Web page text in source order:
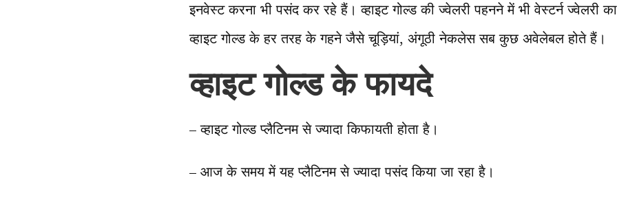
इनवेस्ट करना भी पसंद कर रहे हैं। व्हाइट गोल्ड की ज्वेलरी पहनने में भी वेस्टर्न ज्वेलरी
व्हाइट गोल्ड के हर तरह के गहने जैसे चूड़ियां, अंगूठी नेकलेस सब कुछ अवेलेबल होते हैं।
व्हाइट गोल्ड के फायदे
– व्हाइट गोल्ड प्लैटिनम से ज्यादा किफायती होता है।
– आज के समय में यह प्लैटिनम से ज्यादा पसंद किया जा रहा है।